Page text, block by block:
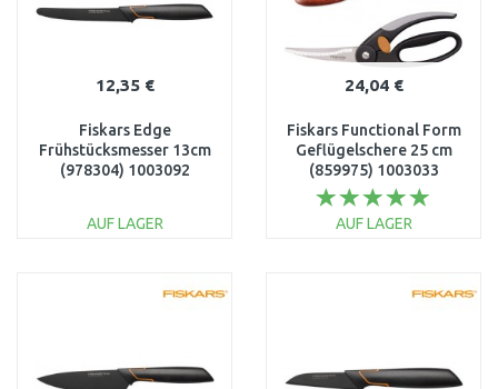
12,35 €
Fiskars Edge
Frühstücksmesser 13cm
(978304) 1003092
AUF LAGER
24,04 €
Fiskars Functional Form
Geflügelschere 25 cm
(859975) 1003033
AUF LAGER